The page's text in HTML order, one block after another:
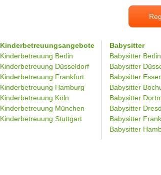
Kinderbetreuungsangebote
Kinderbetreuung Berlin
Kinderbetreuung Düsseldorf
Kinderbetreuung Frankfurt
Kinderbetreuung Hamburg
Kinderbetreuung Köln
Kinderbetreuung München
Kinderbetreuung Stuttgart
Babysitter
Babysitter Berlin
Babysitter
Babysitter
Babysitter
Babysitter
Babysitter
Babysitter
Babysitter